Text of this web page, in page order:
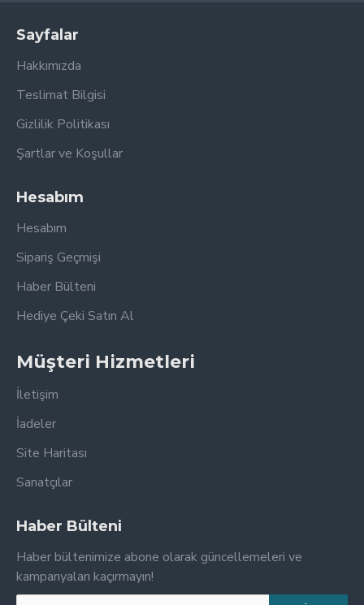
Sayfalar
Hakkımızda
Teslimat Bilgisi
Gizlilik Politikası
Şartlar ve Koşullar
Hesabım
Hesabım
Sipariş Geçmişi
Haber Bülteni
Hediye Çeki Satın Al
Müşteri Hizmetleri
İletişim
İadeler
Site Haritası
Sanatçılar
Haber Bülteni
Haber bültenimize abone olarak güncellemeleri ve
kampanyaları kaçırmayın!